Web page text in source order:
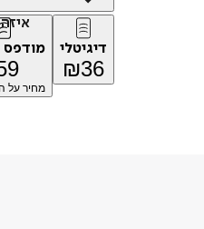
דיגיטלי
₪36
מודפס
מחיר על